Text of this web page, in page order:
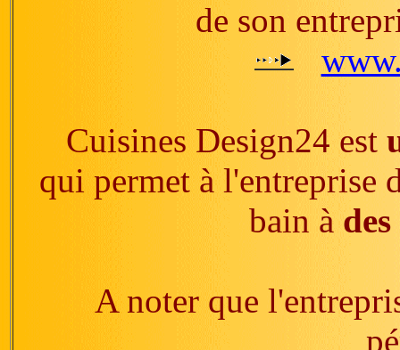
de son
Cuisines Design24 est
qui permet à l'entreprise
bain à
A noter que